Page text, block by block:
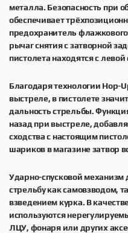
металла. Безопасность при
обеспечивает
предохранитель
рычаг снятия с затворной
пистолета находятся с
Благодаря технологии
выстреле, в пистолете
дальность стрельбы.
назад при выстреле,
сходства с настоящим
шариков в магазине затвор
Ударно-спусковой механизм
стрельбу как самовзводом,
взведением курка. В
используются
ЛЦУ, фонаря или других